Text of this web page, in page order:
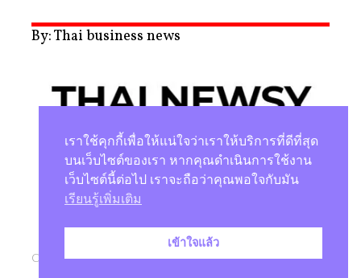
By: Thai business news
นโยบายความเป็นส่วนตัว
Copyright © 2026 |Studio Magenta Co., Ltd.
เราใช้คุกกี้เพื่อให้แน่ใจว่าเราให้บริการที่ดีที่สุด
บนเว็บไซต์ของเรา หากคุณดำเนินการใช้งาน
เว็บไซต์นี้ต่อไป เราจะถือว่าคุณพอใจกับมัน
เรียนรู้เพิ่มเติม
เข้าใจแล้ว